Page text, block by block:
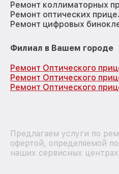
Ремонт коллиматорных
Ремонт оптических
Ремонт цифровых
Филиал в Вашем городе
Ремонт Оптического
Ремонт Оптического
Ремонт Оптического
Предлагаем услуги по
офертой, определяемой
наших сервисных